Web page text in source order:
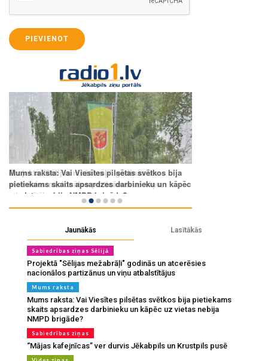
PIEVIENOT
Jaunākās Lasītākās
Sabiedrības ziņas Sēlijā
Projektā "Sēlijas mežabrāļi" godinās un atcerēsies
nacionālos partizānus un viņu atbalstītājus
Mums raksta
Mums raksta: Vai Viesītes pilsētas svētkos bija pietiekams
skaits apsardzes darbinieku un kāpēc uz vietas nebija
NMPD brigāde?
Sabiedrības ziņas
“Mājas kafejnīcas” ver durvis Jēkabpils un Krustpils pusē